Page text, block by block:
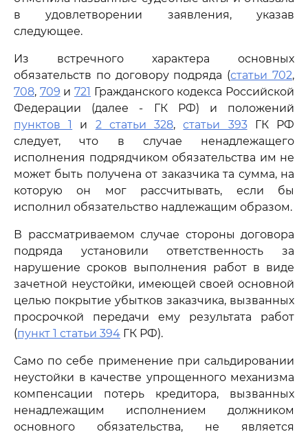
в удовлетворении заявления, указав
следующее.
Из встречного характера основных
обязательств по договору подряда (статьи 702,
708, 709 и721 Гражданского кодекса Российской
Федерации (далее - ГК РФ) и положений
пунктов 1
и 2 статьи 328,статьи 393ГК РФ
следует, что в случае ненадлежащего
исполнения подрядчиком обязательства им не
может быть получена от заказчика та сумма, на
которую он мог рассчитывать, если бы
исполнил обязательство надлежащим образом.
В рассматриваемом случае стороны договора
подряда установили ответственность за
нарушение сроков выполнения работ в виде
зачетной неустойки, имеющей своей основной
целью покрытие убытков заказчика, вызванных
просрочкой передачи ему результата работ
(пункт 1 статьи 394 ГК РФ).
Само по себе применение при сальдировании
неустойки в качестве упрощенного механизма
компенсации потерь кредитора, вызванных
ненадлежащим исполнением должником
основного обязательства, не является